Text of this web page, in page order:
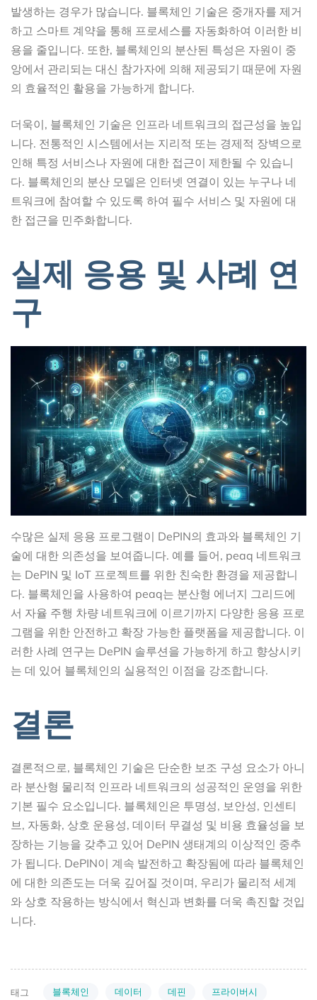
발생하는 경우가 많습니다. 블록체인 기술은 중개자를 제거
하고 스마트 계약을 통해 프로세스를 자동화하여 이러한 비
용을 줄입니다. 또한, 블록체인의 분산된 특성은 자원이 중
앙에서 관리되는 대신 참가자에 의해 제공되기 때문에 자원
의 효율적인 활용을 가능하게 합니다.
더욱이, 블록체인 기술은 인프라 네트워크의 접근성을 높입
니다. 전통적인 시스템에서는 지리적 또는 경제적 장벽으로
인해 특정 서비스나 자원에 대한 접근이 제한될 수 있습니
다. 블록체인의 분산 모델은 인터넷 연결이 있는 누구나 네
트워크에 참여할 수 있도록 하여 필수 서비스 및 자원에 대
한 접근을 민주화합니다.
실제 응용 및 사례 연
구
수많은 실제 응용 프로그램이 DePIN의 효과와 블록체인 기
술에 대한 의존성을 보여줍니다. 예를 들어, peaq 네트워크
는 DePIN 및 IoT 프로젝트를 위한 친숙한 환경을 제공합니
다. 블록체인을 사용하여 peaq는 분산형 에너지 그리드에
서 자율 주행 차량 네트워크에 이르기까지 다양한 응용 프로
그램을 위한 안전하고 확장 가능한 플랫폼을 제공합니다. 이
러한 사례 연구는 DePIN 솔루션을 가능하게 하고 향상시키
는 데 있어 블록체인의 실용적인 이점을 강조합니다.
결론
결론적으로, 블록체인 기술은 단순한 보조 구성 요소가 아니
라 분산형 물리적 인프라 네트워크의 성공적인 운영을 위한
기본 필수 요소입니다. 블록체인은 투명성, 보안성, 인센티
브, 자동화, 상호 운용성, 데이터 무결성 및 비용 효율성을 보
장하는 기능을 갖추고 있어 DePIN 생태계의 이상적인 중추
가 됩니다. DePIN이 계속 발전하고 확장됨에 따라 블록체인
에 대한 의존도는 더욱 깊어질 것이며, 우리가 물리적 세계
와 상호 작용하는 방식에서 혁신과 변화를 더욱 촉진할 것입
니다.
태그 블록체인 데이터 데핀
프라이버시